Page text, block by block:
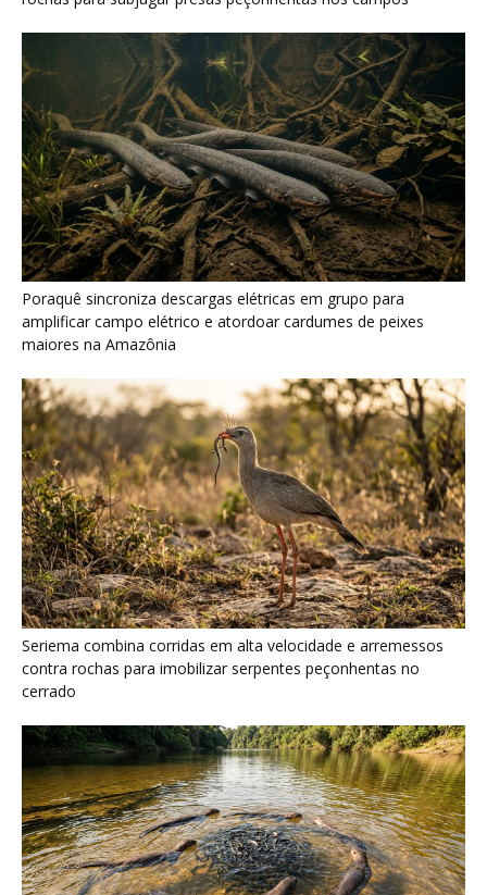
Seriema combina corridas em alta velocidade e arremessos
contra rochas para imobilizar serpentes peçonhentas no
cerrado
Ariranha sincroniza caça coletiva com vocalização subaquática
e cerca cardumes em rios rasos da Amazônia